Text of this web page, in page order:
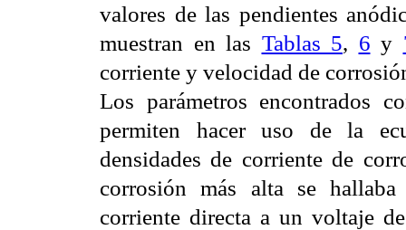
valores de las pendientes
muestran en las Tablas 5, 6 y
corriente y velocidad de
Los parámetros encontrados
permiten hacer uso de la
densidades de corriente de
corrosión más alta se
corriente directa a un voltaje